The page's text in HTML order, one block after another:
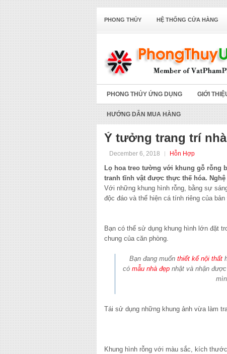
PHONG THỦY HỆ THỐNG CỬA HÀNG
PHONG THỦY ỨNG DỤNG GIỚI
HƯỚNG DẪN MUA HÀNG
Ý tưởng trang trí
December 6, 2018 Hỗn Hợp
Lọ hoa treo tường với khung gỗ rỗng
tranh tĩnh vật được thực thế hóa. Nghệ
Với những khung hình rỗng, bằng sự
độc đáo và thể hiện cá tính riêng của bản
Bạn có thể sử dụng khung hình lớn đặt
chung của căn phòng.
Bạn đang muốn thiết kế nội thất
có mẫu nhà đẹp nhật và nhận
Tái sử dụng những khung ảnh vừa làm
Khung hình rỗng với màu sắc, kích